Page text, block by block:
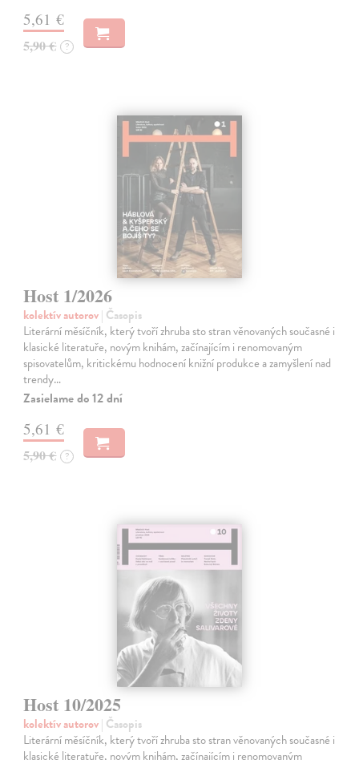
5,61 €
5,90 € ?
Host 1/2026
kolektív autorov| Časopis
Literární měsíčník, který tvoří zhruba sto stran věnovaných současné i
klasické literatuře, novým knihám, začínajícím i renomovaným
spisovatelům, kritickému hodnocení knižní produkce a zamyšlení nad
trendy…
Zasielame do 12 dní
5,61 €
5,90 € ?
Host 10/2025
kolektív autorov| Časopis
Literární měsíčník, který tvoří zhruba sto stran věnovaných současné i
klasické literatuře, novým knihám, začínajícím i renomovaným